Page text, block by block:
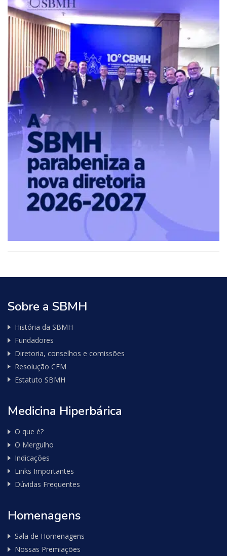
Vitality
Diabetes,
Fitness,
Health,
Relationships
Sobre a SBMH
História da SBMH
Fundadores
Diretoria, conselhos e comissões
Resolução CFM
Estatuto SBMH
Medicina Hiperbárica
O que é?
O Mergulho
Indicações
Links Importantes
Dúvidas Frequentes
Homenagens
Sala de Homenagens
Nossas Premiações